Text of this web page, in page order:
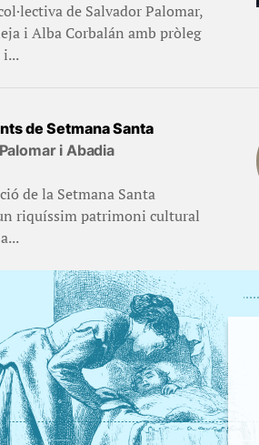
de Salvador Palomar,
i Alba Corbalán amb pròleg
de Setmana Santa
i Abadia
de la Setmana Santa
riquíssim patrimoni cultural